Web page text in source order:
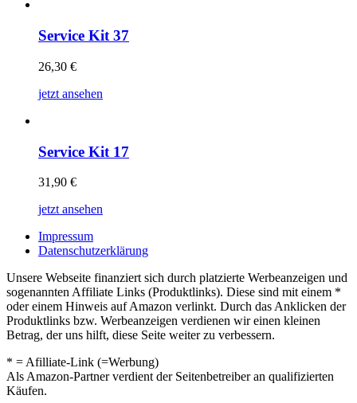
Service Kit 37
26,30 €
jetzt ansehen
Service Kit 17
31,90 €
jetzt ansehen
Impressum
Datenschutzerklärung
Unsere Webseite finanziert sich durch platzierte Werbeanzeigen und
sogenannten Affiliate Links (Produktlinks). Diese sind mit einem *
oder einem Hinweis auf Amazon verlinkt. Durch das Anklicken der
Produktlinks bzw. Werbeanzeigen verdienen wir einen kleinen
Betrag, der uns hilft, diese Seite weiter zu verbessern.
* = Afilliate-Link (=Werbung)
Als Amazon-Partner verdient der Seitenbetreiber an qualifizierten
Käufen.